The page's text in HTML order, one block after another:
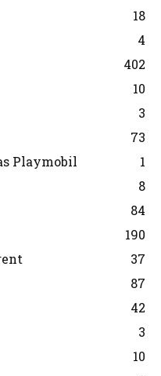
18
4
402
10
3
73
Playmobil
1
8
84
190
37
87
42
3
10